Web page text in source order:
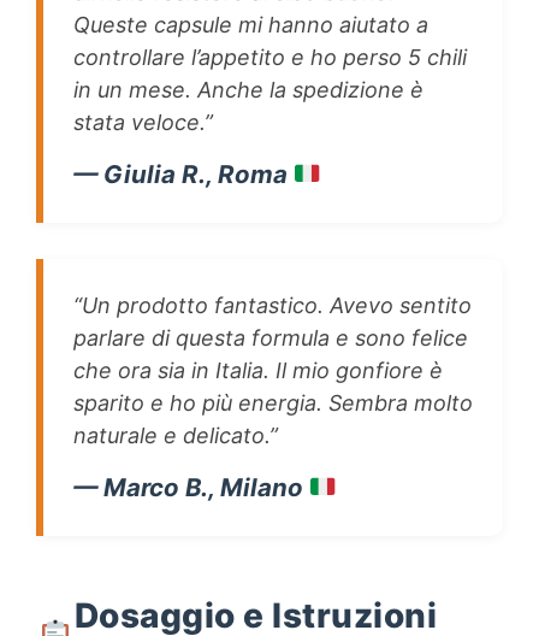
Queste capsule mi hanno aiutato a
controllare l’appetito e ho perso 5 chili
in un mese. Anche la spedizione è
stata veloce.”
— Giulia R., Roma
“Un prodotto fantastico. Avevo sentito
parlare di questa formula e sono felice
che ora sia in Italia. Il mio gonfiore è
sparito e ho più energia. Sembra molto
naturale e delicato.”
— Marco B., Milano
Dosaggio e Istruzioni